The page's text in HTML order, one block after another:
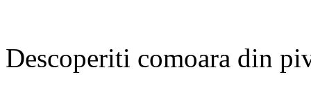
Descoperiti comoara din